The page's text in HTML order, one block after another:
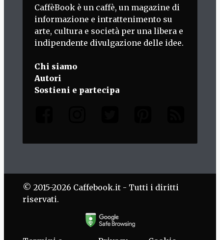
CaffèBook è un caffè, un magazine di
informazione e intrattenimento su
arte, cultura e società per una libera e
indipendente divulgazione delle idee.
Chi siamo
Autori
Sostieni e partecipa
© 2015-2026 Caffebook.it - Tutti i diritti
riservati.